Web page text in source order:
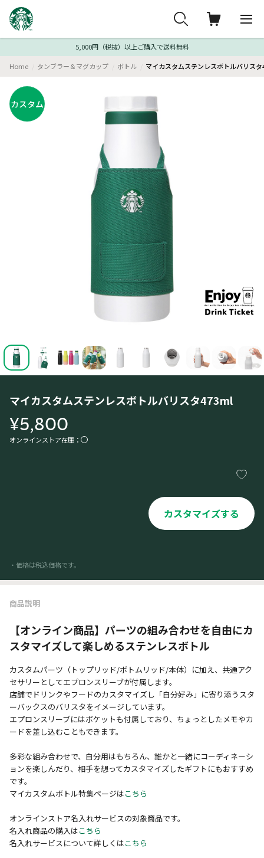
5,000円（税抜）以上ご購入で送料無料
Home タンブラー＆マグカップ ボトル マイカスタムステンレスボトルバリス
カスタム
マイカスタムステンレスボトルバリスタ473ml
¥5,800
オンラインストア在庫：
カスタマイズする
・価格は税込価格です。
商品説明
【オンライン商品】パーツの組み合わせを自由にカ
スタマイズして楽しめるステンレスボトル
カスタムパーツ（トップリッド/ボトムリッド/本体）に加え、共通アク
セサリーとしてエプロンスリーブが付属します。
店舗でドリンクやフードのカスタマイズし「自分好み」に寄り添うスタ
ーバックスのバリスタをイメージしています。
エプロンスリーブにはポケットも付属しており、ちょっとしたメモやカ
ードを差し込むこともできます。
多彩な組み合わせで、自分用はもちろん、誰かと一緒にコーディネーシ
ョンを楽しんだり、相手を想ってカスタマイズしたギフトにもおすすめ
です。
マイカスタムボトル特集ページはこちら
オンラインストア名入れサービスの対象商品です。
名入れ商品の購入はこちら
名入れサービスについて詳しくはこちら